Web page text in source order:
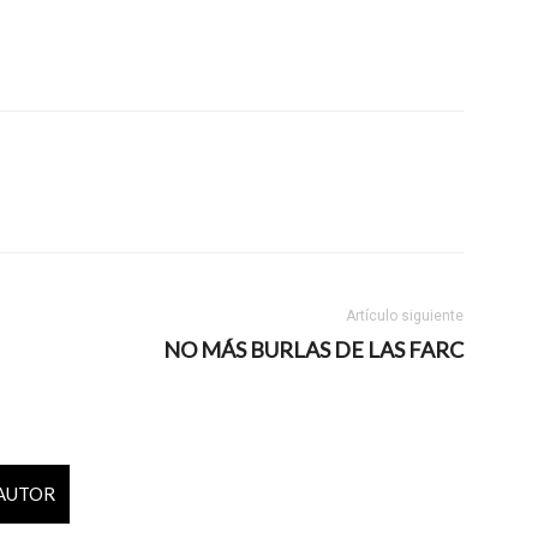
Artículo siguiente
NO MÁS BURLAS DE LAS FARC